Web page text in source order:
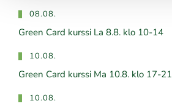
08.08.
Green Card kurssi La 8.8. klo 10-14
10.08.
Green Card kurssi Ma 10.8. klo 17-21
10.08.